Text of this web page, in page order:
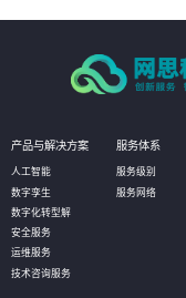
产品与解决方案
人工智能
数字孪生
数字化转型解
安全服务
运维服务
技术咨询服务
服务体系
服务级别
服务网络